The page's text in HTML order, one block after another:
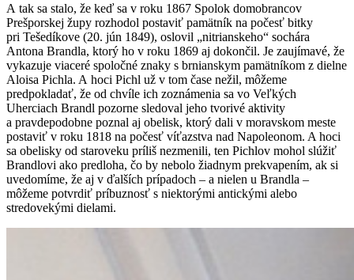
A tak sa stalo, že keď sa v roku 1867 Spolok domobrancov
Prešporskej župy rozhodol postaviť pamätník na počesť bitky
pri Tešedíkove (20. jún 1849), oslovil „nitrianskeho“ sochára
Antona Brandla, ktorý ho v roku 1869 aj dokončil. Je zaujímavé, že
vykazuje viaceré spoločné znaky s brnianskym pamätníkom z dielne
Aloisa Pichla. A hoci Pichl už v tom čase nežil, môžeme
predpokladať, že od chvíle ich zoznámenia sa vo Veľkých
Uherciach Brandl pozorne sledoval jeho tvorivé aktivity
a pravdepodobne poznal aj obelisk, ktorý dali v moravskom meste
postaviť v roku 1818 na počesť víťazstva nad Napoleonom. A hoci
sa obelisky od staroveku príliš nezmenili, ten Pichlov mohol slúžiť
Brandlovi ako predloha, čo by nebolo žiadnym prekvapením, ak si
uvedomíme, že aj v ďalších prípadoch – a nielen u Brandla –
môžeme potvrdiť príbuznosť s niektorými antickými alebo
stredovekými dielami.